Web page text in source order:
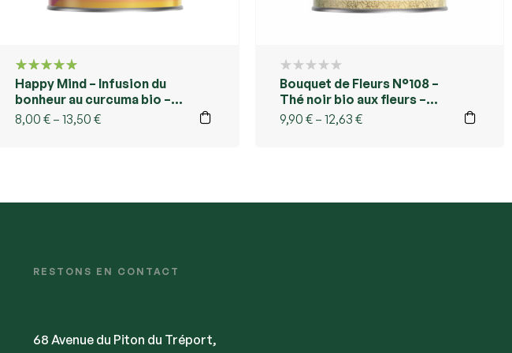
Note5.00
sur 5
Happy Mind – Infusion du
bonheur au curcuma bio –
Kusmi Tea Réunion
8,00 € – 13,50 €
Bouquet de Fleurs N°108 –
Thé noir bio aux fleurs –
Kusmi Tea Réunion
9,90 € – 12,63 €
RESTONS EN CONTACT
68 Avenue du Piton du Tréport,